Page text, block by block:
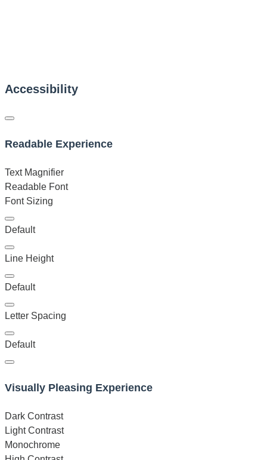
Accessibility
Readable Experience
Text Magnifier
Readable Font
Font Sizing
Default
Line Height
Default
Letter Spacing
Default
Visually Pleasing Experience
Dark Contrast
Light Contrast
Monochrome